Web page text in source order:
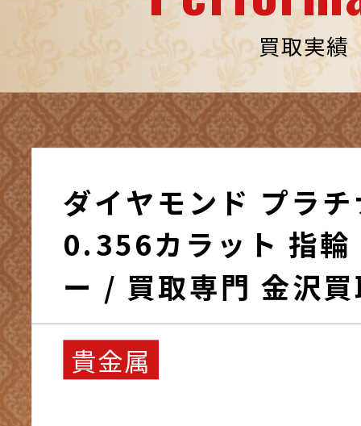
買取実績
ダイヤモンド プラ
0.356カラット 指輪 アクセサリ
ー / 買取専門 金沢
貴金属